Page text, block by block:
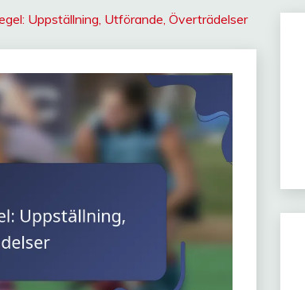
Uppställning, Utförande, Överträdelser